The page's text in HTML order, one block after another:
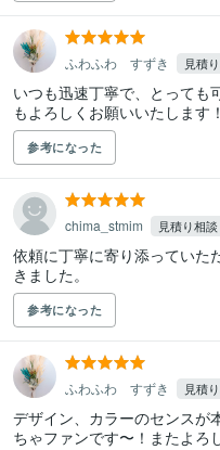
ふわふわ すずき 見積
いつも迅速丁寧で、とっても
もよろしくお願いいたします！
参考になった
chima_stmim 見積り相談
依頼に丁寧に寄り添っていた
きました。
参考になった
ふわふわ すずき 見積
デザイン、カラーのセンスが
ちゃファンです〜！またよろ